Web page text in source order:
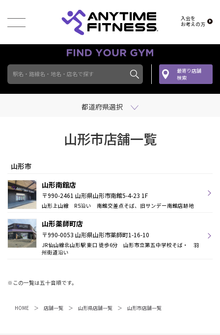
入会を
お考えの方
駅名・路線名・地名・店名で探す
最寄り店舗
検索
都道府県選択
山形市店舗一覧
山形市
山形南館店
〒990-2461 山形県山形市南館5-4-23 1F
山形上山線 R5沿い 南館交差点そば、旧サンデー南館店跡地
山形薬師町店
〒990-0053 山形県山形市薬師町1-16-10
JR仙山線北山形駅 東口 徒歩6分 山形市立第五中学校そば・ 羽
州街道沿い
※この一覧は五十音順です。
HOME 店舗一覧 山形県店舗一覧 山形市店舗一覧